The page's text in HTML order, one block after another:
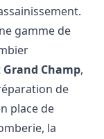
gamme de
Grand Champ,
de
place de
la